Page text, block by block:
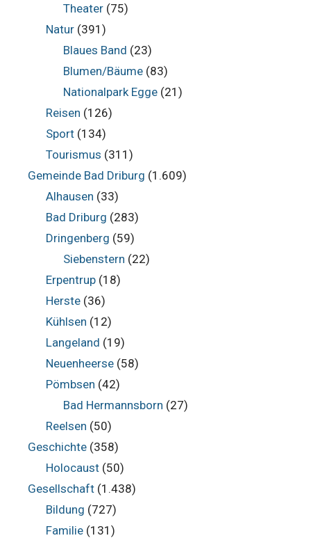
Theater (75)
Natur(391)
Blaues Band (23)
Blumen/Bäume (83)
Nationalpark Egge (21)
Reisen (126)
Sport(134)
Tourismus (311)
Gemeinde Bad Driburg (1.609)
Alhausen (33)
Bad Driburg (283)
Dringenberg (59)
Siebenstern (22)
Erpentrup(18)
Herste(36)
Kühlsen (12)
Langeland (19)
Neuenheerse(58)
Pömbsen (42)
Bad Hermannsborn (27)
Reelsen (50)
Geschichte (358)
Holocaust(50)
Gesellschaft (1.438)
Bildung (727)
Familie(131)